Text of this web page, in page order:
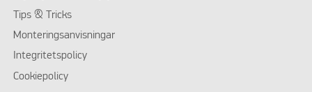
Tips & Tricks
Monteringsanvisningar
Integritetspolicy
Cookiepolicy